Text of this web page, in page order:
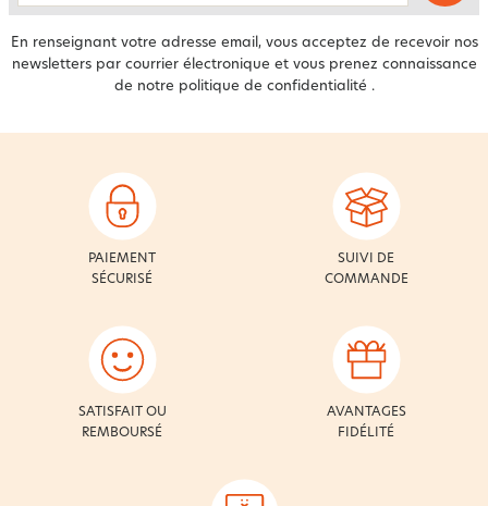
En renseignant votre adresse email, vous acceptez de recevoir nos
newsletters par courrier électronique et vous prenez connaissance
de notre politique de confidentialité .
PAIEMENT
SÉCURISÉ
SUIVI DE
COMMANDE
SATISFAIT OU
REMBOURSÉ
AVANTAGES
FIDÉLITÉ